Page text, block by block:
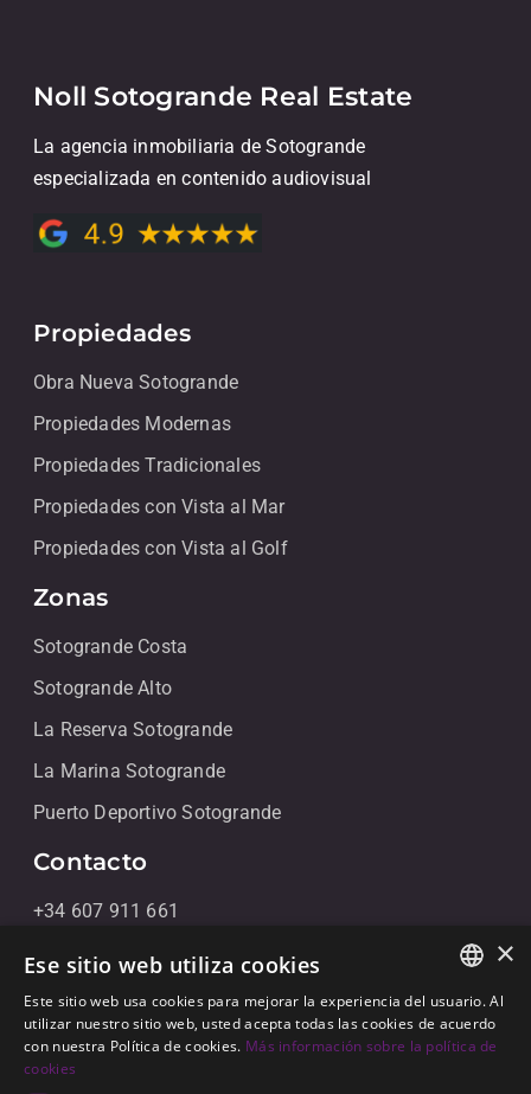
Noll Sotogrande Real Estate
La agencia inmobiliaria de Sotogrande
especializada en contenido audiovisual
Propiedades
Obra Nueva Sotogrande
Propiedades Modernas
Propiedades Tradicionales
Propiedades con Vista al Mar
Propiedades con Vista al Golf
Zonas
Sotogrande Costa
Sotogrande Alto
La Reserva Sotogrande
La Marina Sotogrande
Puerto Deportivo Sotogrande
Contacto
+34 607 911 661
+34 856 091 709
info@noll-sotogrande.com
Contáctanos
Galerias Paniagua Local 43 Avenida de Paniagua, s/n
ENGLISH
SPANISH
×
Ese sitio web utiliza cookies
Este sitio web usa cookies para mejorar la experiencia del usuario. Al
utilizar nuestro sitio web, usted acepta todas las cookies de acuerdo
con nuestra Política de cookies. Más información sobre la política de
cookies